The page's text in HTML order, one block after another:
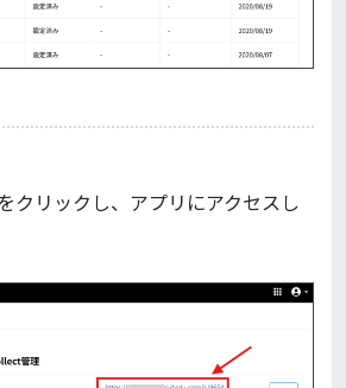
クリックし、アプリにアクセスし